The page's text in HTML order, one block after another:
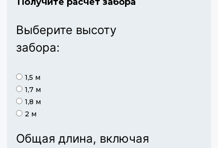
Выберите высоту
забора:
1,5 м
1,7 м
1,8 м
2 м
Общая длина, включая